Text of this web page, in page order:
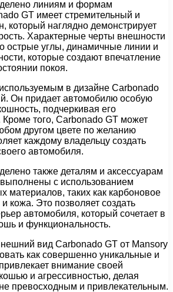
линиям и формам
GT имеет стремительный и
который наглядно демонстрирует
Характерные черты внешности
острые углы, динамичные линии и
которые создают впечатление
покоя.
в дизайне Carbonado
Он придает автомобилю особую
подчеркивая его
Кроме того, Carbonado GT может
другом цвете по желанию
каждому владельцу создать
автомобиля.
также деталям и аксессуарам
с использованием
материалов, таких как карбоновое
кожа. Это позволяет создать
автомобиля, который сочетает в
и функциональность.
вид Carbonado GT от Mansory
как совершенно уникальные и
внимание своей
и агрессивностью, делая
превосходным и привлекательным.